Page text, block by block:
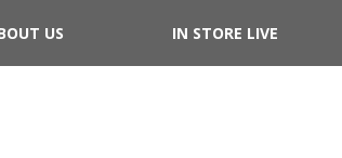
US IN STORE LIVE